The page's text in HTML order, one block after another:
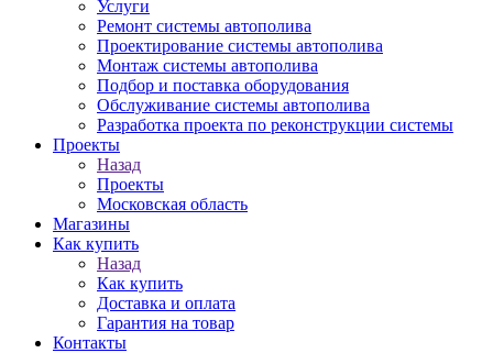
Услуги
Ремонт системы автополива
Проектирование системы автополива
Монтаж системы автополива
Подбор и поставка оборудования
Обслуживание системы автополива
Разработка проекта по реконструкции системы
Проекты
Назад
Проекты
Московская область
Магазины
Как купить
Назад
Как купить
Доставка и оплата
Гарантия на товар
Контакты